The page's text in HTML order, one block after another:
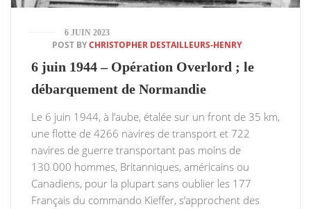
6 JUIN 2023
POST BYCHRISTOPHER DESTAILLEURS-HENRY
6 juin 1944 – Opération Overlord ; le
débarquement de Normandie
Le 6 juin 1944, à l’aube, étalée sur un front de 35 km,
une flotte de 4266 navires de transport et 722
navires de guerre transportant pas moins de
130 000 hommes, Britanniques, américains ou
Canadiens, pour la plupart sans oublier les 177
Français du commando Kieffer, s’approchent des